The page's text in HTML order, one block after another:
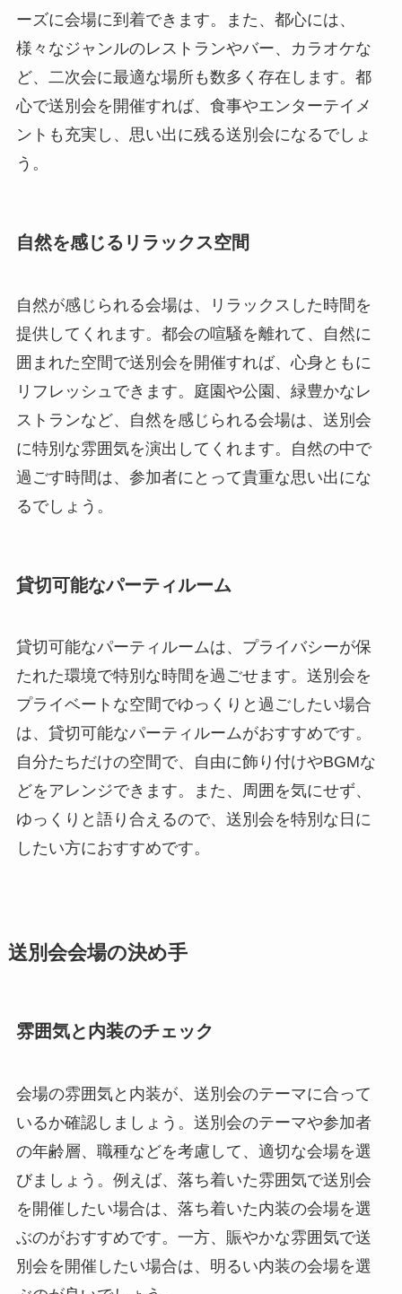
ーズに会場に到着できます。また、都心には、
様々なジャンルのレストランやバー、カラオケな
ど、二次会に最適な場所も数多く存在します。都
心で送別会を開催すれば、食事やエンターテイメ
ントも充実し、思い出に残る送別会になるでしょ
う。
自然を感じるリラックス空間
自然が感じられる会場は、リラックスした時間を
提供してくれます。都会の喧騒を離れて、自然に
囲まれた空間で送別会を開催すれば、心身ともに
リフレッシュできます。庭園や公園、緑豊かなレ
ストランなど、自然を感じられる会場は、送別会
に特別な雰囲気を演出してくれます。自然の中で
過ごす時間は、参加者にとって貴重な思い出にな
るでしょう。
貸切可能なパーティルーム
貸切可能なパーティルームは、プライバシーが保
たれた環境で特別な時間を過ごせます。送別会を
プライベートな空間でゆっくりと過ごしたい場合
は、貸切可能なパーティルームがおすすめです。
自分たちだけの空間で、自由に飾り付けやBGMな
どをアレンジできます。また、周囲を気にせず、
ゆっくりと語り合えるので、送別会を特別な日に
したい方におすすめです。
送別会会場の決め手
雰囲気と内装のチェック
会場の雰囲気と内装が、送別会のテーマに合って
いるか確認しましょう。送別会のテーマや参加者
の年齢層、職種などを考慮して、適切な会場を選
びましょう。例えば、落ち着いた雰囲気で送別会
を開催したい場合は、落ち着いた内装の会場を選
ぶのがおすすめです。一方、賑やかな雰囲気で送
別会を開催したい場合は、明るい内装の会場を選